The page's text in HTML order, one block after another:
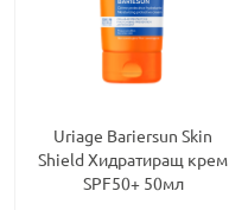
Uriage Bariersun Skin
Shield Хидратиращ крем
SPF50+ 50мл